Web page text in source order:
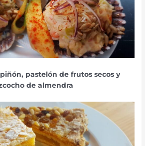
pastelón de frutos secos y
de almendra